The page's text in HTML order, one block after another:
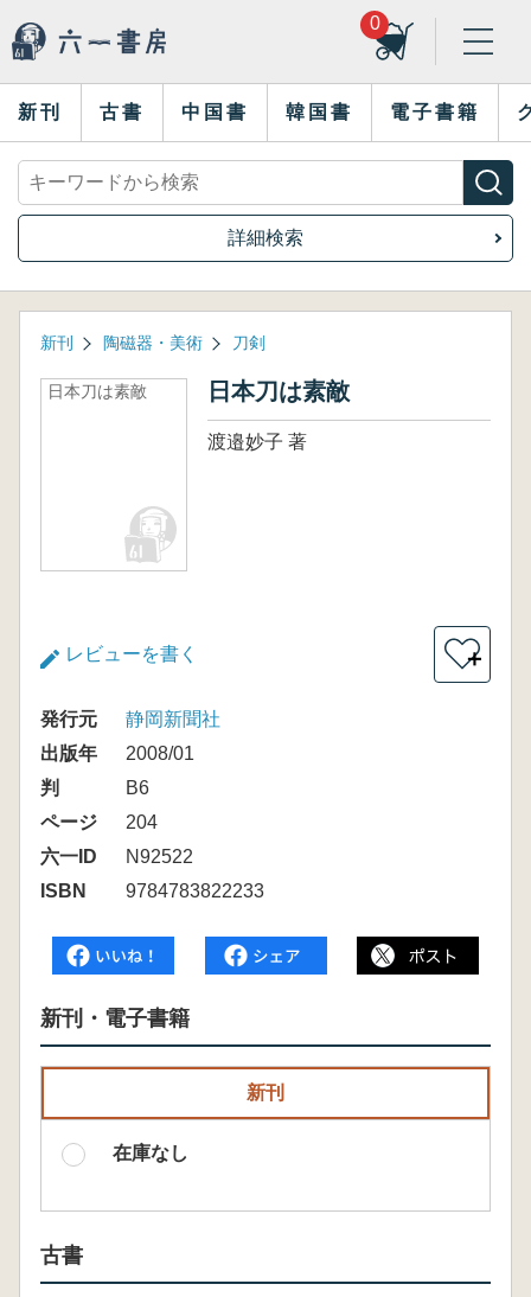
0
新刊 古書 中国書 韓国書 電子書籍
詳細検索
新刊 陶磁器・美術 刀剣
日本刀は素敵 日本刀は素敵
渡邉妙子 著
レビューを書く ＋
発行元
静岡新聞社
出版年
2008/01
判
B6
ページ
204
六一ID
N92522
ISBN
9784783822233
新刊・電子書籍
新刊
在庫なし
古書